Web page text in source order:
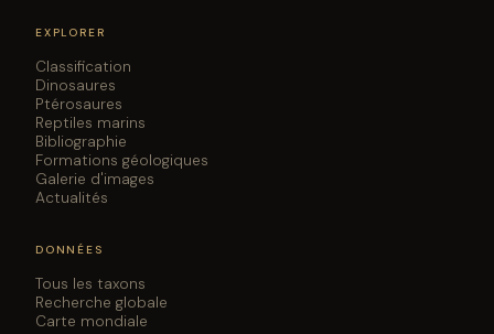
EXPLORER
Classification
Dinosaures
Ptérosaures
Reptiles marins
Bibliographie
Formations géologiques
Galerie d'images
Actualités
DONNÉES
Tous les taxons
Recherche globale
Carte mondiale